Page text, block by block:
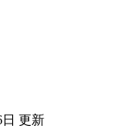
日 更新